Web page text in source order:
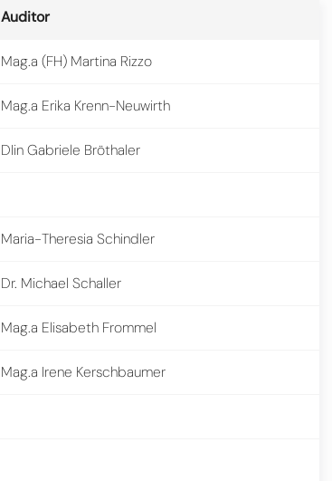
Auditor
Mag.a (FH) Martina Rizzo
Mag.a Erika Krenn-Neuwirth
DIin Gabriele Bröthaler
Maria-Theresia Schindler
Dr. Michael Schaller
Mag.a Elisabeth Frommel
Mag.a Irene Kerschbaumer